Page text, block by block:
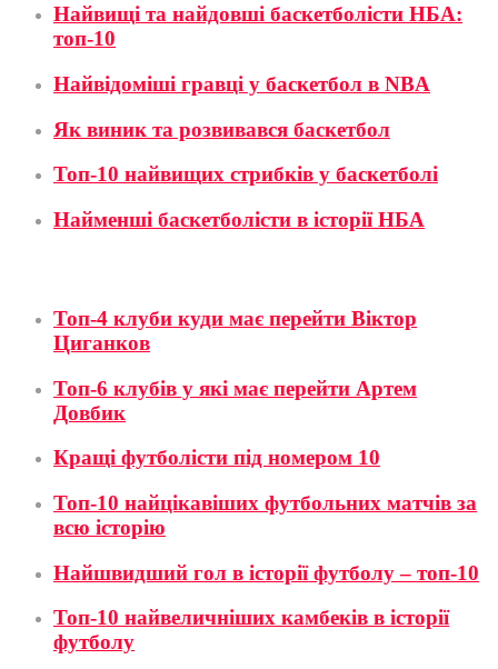
Найвищі та найдовші баскетболісти НБА:
топ-10
Найвідоміші гравці у баскетбол в NBA
Як виник та розвивався баскетбол
Топ-10 найвищих стрибків у баскетболі
Найменші баскетболісти в історії НБА
Топ-4 клуби куди має перейти Віктор
Циганков
Топ-6 клубів у які має перейти Артем
Довбик
Кращі футболісти під номером 10
Топ-10 найцікавіших футбольних матчів за
всю історію
Найшвидший гол в історії футболу – топ-10
Топ-10 найвеличніших камбеків в історії
футболу